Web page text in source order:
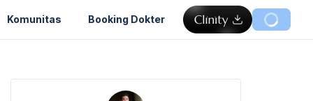
Komunitas Booking Dokter